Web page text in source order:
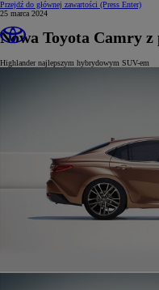
Przejdź do głównej zawartości (Press Enter)
25 marca 2024
Nowa Toyota Camry
Highlander najlepszym hybrydowym SUV-em